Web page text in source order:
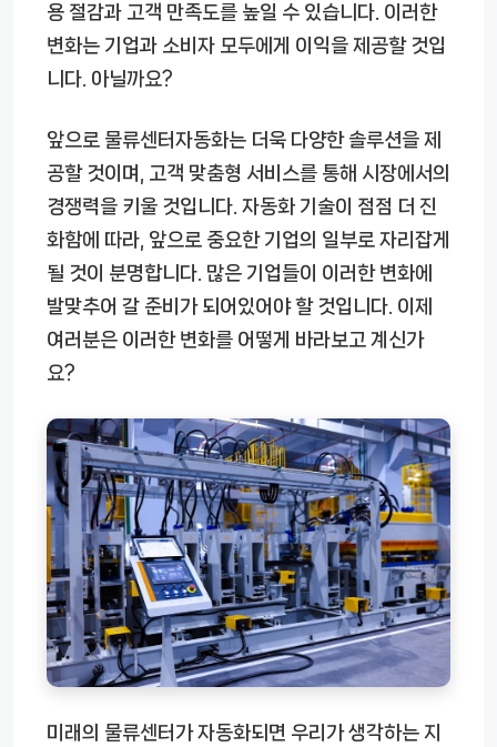
용 절감과 고객 만족도를 높일 수 있습니다. 이러한
변화는 기업과 소비자 모두에게 이익을 제공할 것입
니다. 아닐까요?
앞으로 물류센터자동화는 더욱 다양한 솔루션을 제
공할 것이며, 고객 맞춤형 서비스를 통해 시장에서의
경쟁력을 키울 것입니다. 자동화 기술이 점점 더 진
화함에 따라, 앞으로 중요한 기업의 일부로 자리잡게
될 것이 분명합니다. 많은 기업들이 이러한 변화에
발맞추어 갈 준비가 되어있어야 할 것입니다. 이제
여러분은 이러한 변화를 어떻게 바라보고 계신가
요?
미래의 물류센터가 자동화되면 우리가 생각하는 지